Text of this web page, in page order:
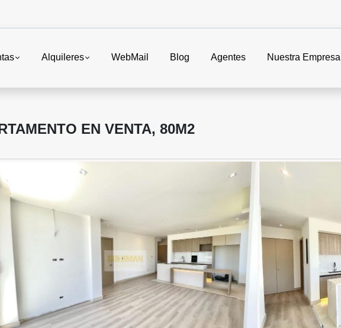
Alquileres WebMail Blog Agentes Nuestra Empresa
EN VENTA, 80M2